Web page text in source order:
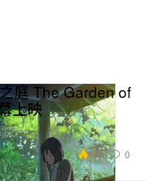
庭 The Garden of
上映
之一。
4.3K 0